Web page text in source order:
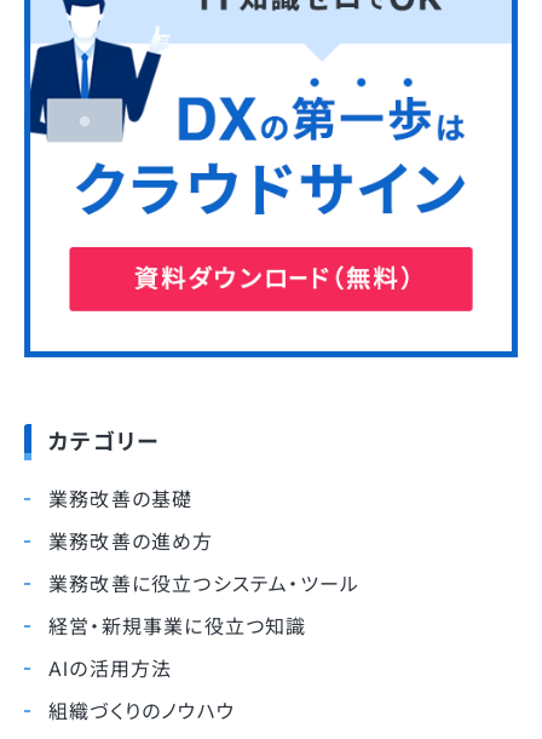
カテゴリー
業務改善の基礎
業務改善の進め方
業務改善に役立つシステム・ツール
経営・新規事業に役立つ知識
AIの活用方法
組織づくりのノウハウ